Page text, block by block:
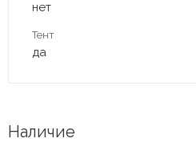
нет
Тент
да
Наличие